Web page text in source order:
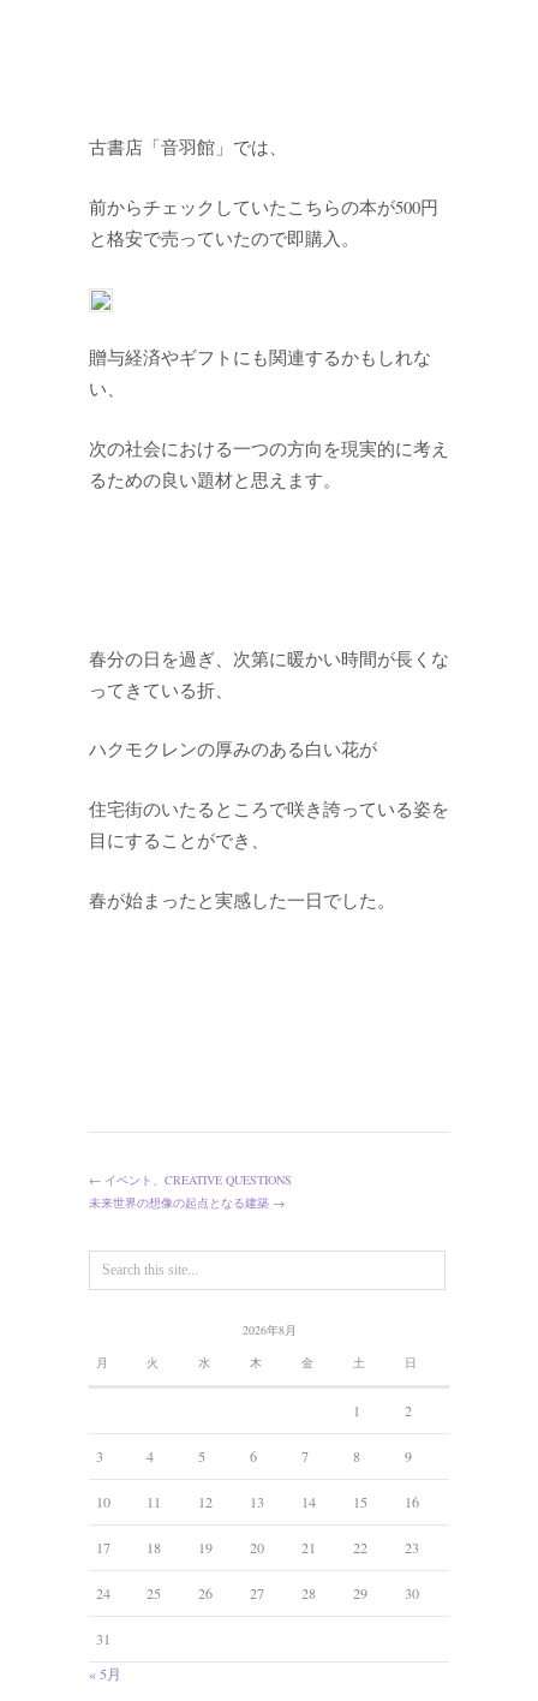
古書店「音羽館」では、
前からチェックしていたこちらの本が500円
と格安で売っていたので即購入。
贈与経済やギフトにも関連するかもしれな
い、
次の社会における一つの方向を現実的に考え
るための良い題材と思えます。
春分の日を過ぎ、次第に暖かい時間が長くな
ってきている折、
ハクモクレンの厚みのある白い花が
住宅街のいたるところで咲き誇っている姿を
目にすることができ、
春が始まったと実感した一日でした。
← イベント、CREATIVE QUESTIONS
未来世界の想像の起点となる建築 →
2026年8月
月 火 水 木 金 土 日
1 2
3 4 5 6 7 8 9
10 11 12 13 14 15 16
17 18 19 20 21 22 23
24 25 26 27 28 29 30
31
« 5月